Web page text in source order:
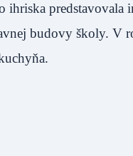
budovy školy. V